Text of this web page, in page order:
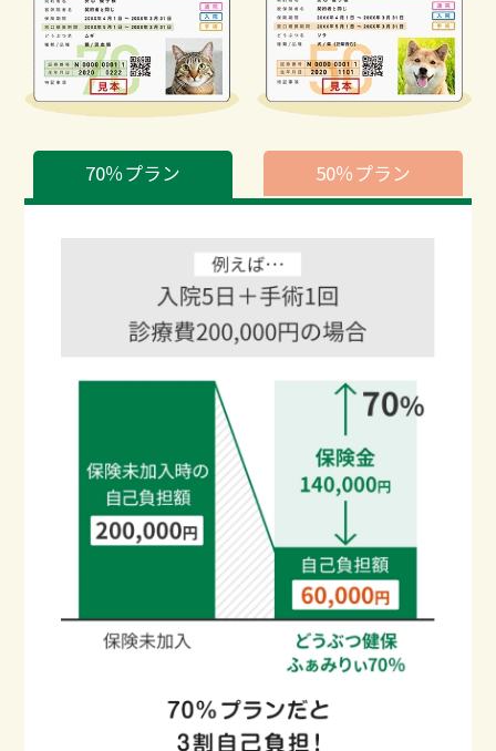
70％プラン 50％プラン